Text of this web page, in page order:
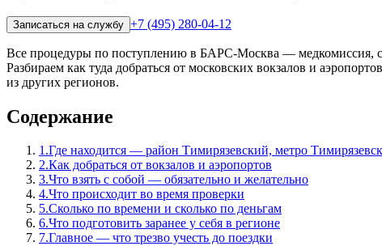
Записаться на службу +7 (495) 280-04-12
Все процедуры по поступлению в БАРС-Москва — медкомиссия,
Разбираем как туда добраться от московских вокзалов и
из других регионов.
Содержание
1.Где находится — район Тимирязевский, метро
2.Как добраться от вокзалов и аэропортов
3.Что взять с собой — обязательно и желательно
4.Что происходит во время проверки
5.Сколько по времени и сколько по деньгам
6.Что подготовить заранее у себя в регионе
7.Главное — что трезво учесть до поездки